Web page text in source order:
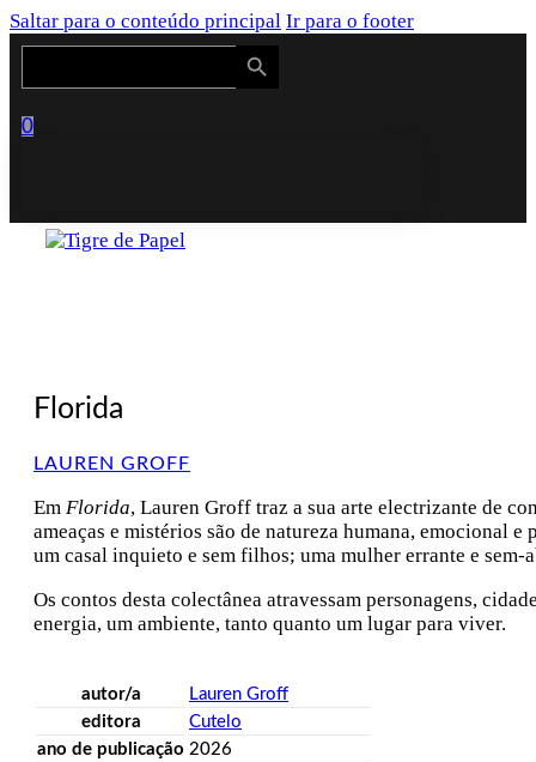
Saltar para o conteúdo principal Ir para o footer
Search
Search Button
0
Florida
LAUREN GROFF
Em Florida, Lauren Groff traz a sua arte electrizante de
ameaças e mistérios são de natureza humana, emocional
um casal inquieto e sem filhos; uma mulher errante e
Os contos desta colectânea atravessam personagens,
energia, um ambiente, tanto quanto um lugar para viver.
autor/a
Lauren Groff
editora
Cutelo
ano de publicação 2026